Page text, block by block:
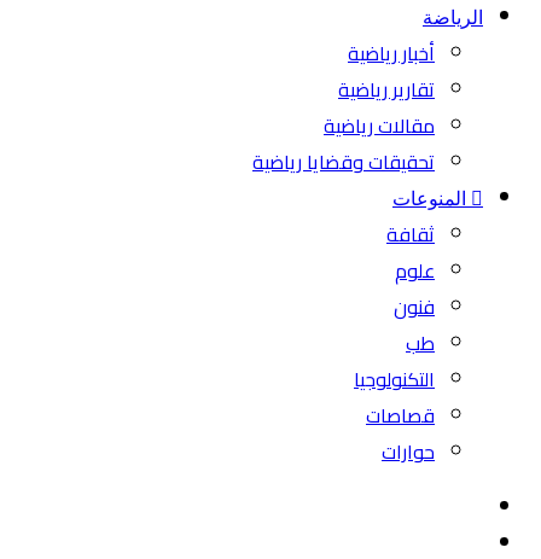
الرياضة
أخبار رياضية
تقارير رياضية
مقالات رياضية
تحقيقات وقضايا رياضية
المنوعات
ثقافة
علوم
فنون
طب
التكنولوجيا
قصاصات
حوارات